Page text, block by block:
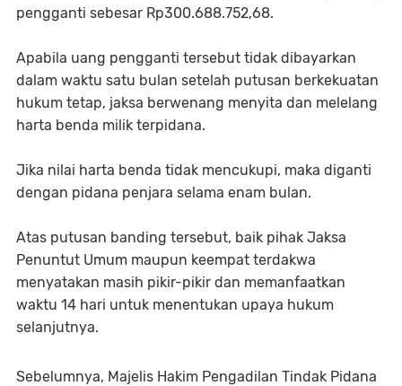
pengganti sebesar Rp300.688.752,68.
Apabila uang pengganti tersebut tidak dibayarkan
dalam waktu satu bulan setelah putusan berkekuatan
hukum tetap, jaksa berwenang menyita dan melelang
harta benda milik terpidana.
Jika nilai harta benda tidak mencukupi, maka diganti
dengan pidana penjara selama enam bulan.
Atas putusan banding tersebut, baik pihak Jaksa
Penuntut Umum maupun keempat terdakwa
menyatakan masih pikir-pikir dan memanfaatkan
waktu 14 hari untuk menentukan upaya hukum
selanjutnya.
Sebelumnya, Majelis Hakim Pengadilan Tindak Pidana